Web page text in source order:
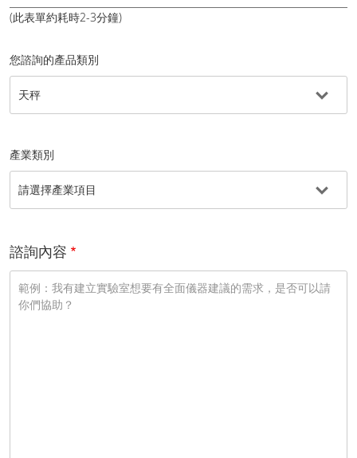
(此表單約耗時2-3分鐘)
您諮詢的產品類別
產業類別
諮詢內容